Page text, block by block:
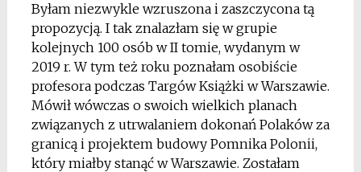
Byłam niezwykle wzruszona i zaszczycona tą
propozycją. I tak znalazłam się w grupie
kolejnych 100 osób w II tomie, wydanym w
2019 r. W tym też roku poznałam osobiście
profesora podczas Targów Książki w Warszawie.
Mówił wówczas o swoich wielkich planach
związanych z utrwalaniem dokonań Polaków za
granicą i projektem budowy Pomnika Polonii,
który miałby stanąć w Warszawie. Zostałam